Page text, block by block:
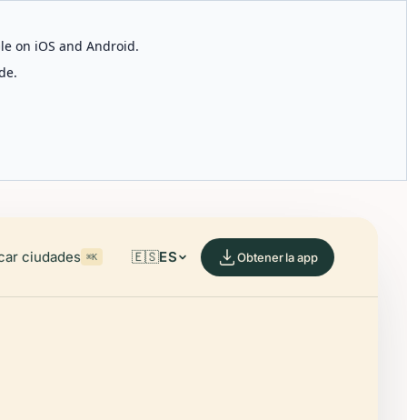
on iOS and Android.
ciudades ⌘K 🇪🇸ES Obtener la app